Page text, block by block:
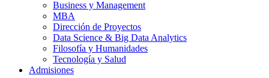
Business y Management
MBA
Dirección de Proyectos
Data Science & Big Data Analytics
Filosofía y Humanidades
Tecnología y Salud
Admisiones